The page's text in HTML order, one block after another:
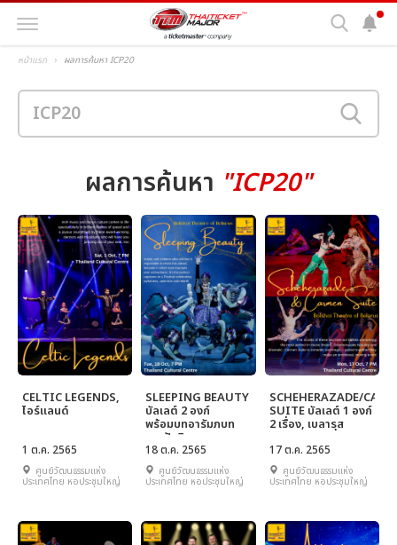
หน้าแรก ผลการค้นหา ICP20
ผลการค้นหา "ICP20"
CELTIC LEGENDS,
ไอร์แลนด์
1 ต.ค. 2565
ศูนย์วัฒนธรรมแห่ง
ประเทศไทย หอประชุมใหญ่
SLEEPING BEAUTY
บัลเลต์ 2 องก์
พร้อมบทอารัมภบท
และปัจฉิมบท, เบลารุส
18 ต.ค. 2565
ศูนย์วัฒนธรรมแห่ง
ประเทศไทย หอประชุมใหญ่
SCHEHERAZADE/
SUITE บัลเลต์ 1 องก์
2 เรื่อง, เบลารุส
17 ต.ค. 2565
ศูนย์วัฒนธรรมแห่ง
ประเทศไทย หอประชุมใหญ่